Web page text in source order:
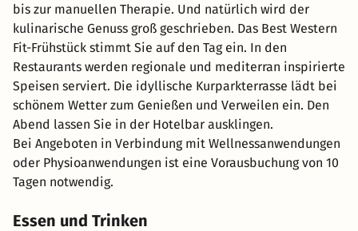
bis zur manuellen Therapie. Und natürlich wird der
kulinarische Genuss groß geschrieben. Das Best Western
Fit-Frühstück stimmt Sie auf den Tag ein. In den
Restaurants werden regionale und mediterran inspirierte
Speisen serviert. Die idyllische Kurparkterrasse lädt bei
schönem Wetter zum Genießen und Verweilen ein. Den
Abend lassen Sie in der Hotelbar ausklingen.
Bei Angeboten in Verbindung mit Wellnessanwendungen
oder Physioanwendungen ist eine Vorausbuchung von 10
Tagen notwendig.
Essen und Trinken